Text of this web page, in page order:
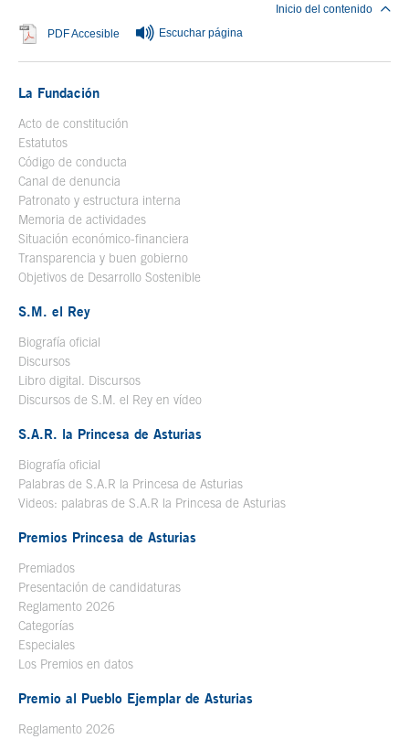
PDF Accesible Se abre en ventana nueva
Escuchar página
Inicio del contenido
La Fundación
Acto de constitución
Estatutos
Código de conducta
Canal de denuncia
Patronato y estructura interna
Memoria de actividades
Situación económico-financiera
Transparencia y buen gobierno
Objetivos de Desarrollo Sostenible
S.M. el Rey
Biografía oficial
Discursos
Libro digital. Discursos
Discursos de S.M. el Rey en vídeo
S.A.R. la Princesa de Asturias
Biografía oficial
Palabras de S.A.R la Princesa de Asturias
Videos: palabras de S.A.R la Princesa de Asturias
Premios Princesa de Asturias
Premiados
Presentación de candidaturas
Reglamento 2026
Categorías
Especiales
Los Premios en datos
Premio al Pueblo Ejemplar de Asturias
Reglamento 2026